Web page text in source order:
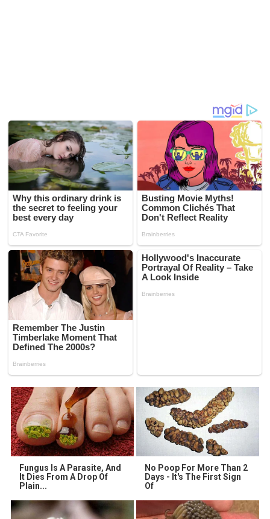
Fungus Is A Parasite, And
It Dies From A Drop Of
Plain...
No Poop For More Than 2
Days - It's The First Sign
Of